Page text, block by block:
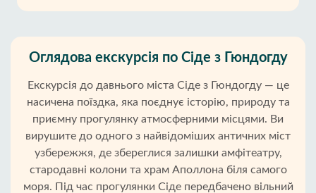
Оглядова екскурсія по Сіде з Гюндогду
Екскурсія до давнього міста Сіде з Гюндогду — це
насичена поїздка, яка поєднує історію, природу та
приємну прогулянку атмосферними місцями. Ви
вирушите до одного з найвідоміших античних міст
узбережжя, де збереглися залишки амфітеатру,
стародавні колони та храм Аполлона біля самого
моря. Під час прогулянки Сіде передбачено вільний